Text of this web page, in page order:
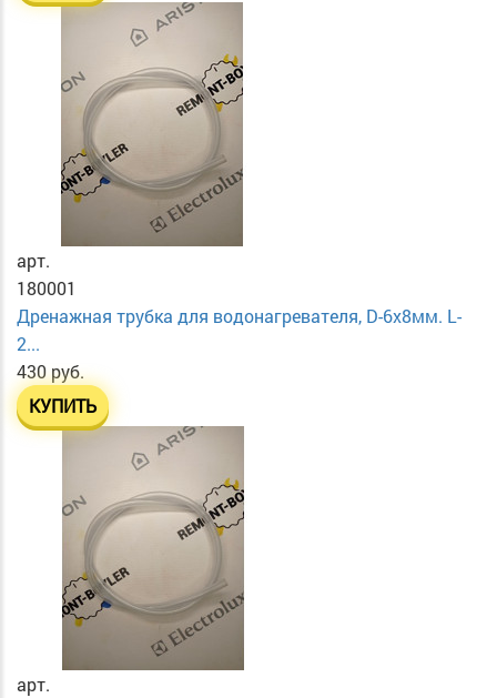
арт.
180001
Дренажная трубка для водонагревателя, D-6х8мм. L-
2...
430 руб.
КУПИТЬ
арт.